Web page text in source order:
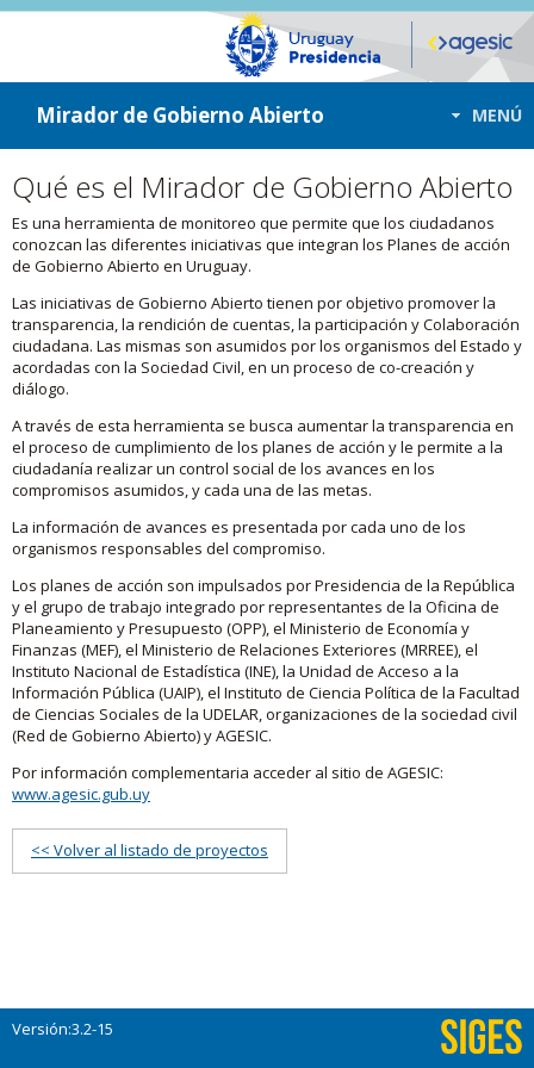
ir a contenido
ir al menú
Mirador de Gobierno Abierto MENÚ
Qué es el Mirador de Gobierno Abierto
Es una herramienta de monitoreo que permite que los ciudadanos
conozcan las diferentes iniciativas que integran los Planes de acción
de Gobierno Abierto en Uruguay.
Las iniciativas de Gobierno Abierto tienen por objetivo promover la
transparencia, la rendición de cuentas, la participación y Colaboración
ciudadana. Las mismas son asumidos por los organismos del Estado y
acordadas con la Sociedad Civil, en un proceso de co-creación y
diálogo.
A través de esta herramienta se busca aumentar la transparencia en
el proceso de cumplimiento de los planes de acción y le permite a la
ciudadanía realizar un control social de los avances en los
compromisos asumidos, y cada una de las metas.
La información de avances es presentada por cada uno de los
organismos responsables del compromiso.
Los planes de acción son impulsados por Presidencia de la República
y el grupo de trabajo integrado por representantes de la Oficina de
Planeamiento y Presupuesto (OPP), el Ministerio de Economía y
Finanzas (MEF), el Ministerio de Relaciones Exteriores (MRREE), el
Instituto Nacional de Estadística (INE), la Unidad de Acceso a la
Información Pública (UAIP), el Instituto de Ciencia Política de la Facultad
de Ciencias Sociales de la UDELAR, organizaciones de la sociedad civil
(Red de Gobierno Abierto) y AGESIC.
Por información complementaria acceder al sitio de AGESIC:
www.agesic.gub.uy
<< Volver al listado de proyectos
Versión:3.2-15